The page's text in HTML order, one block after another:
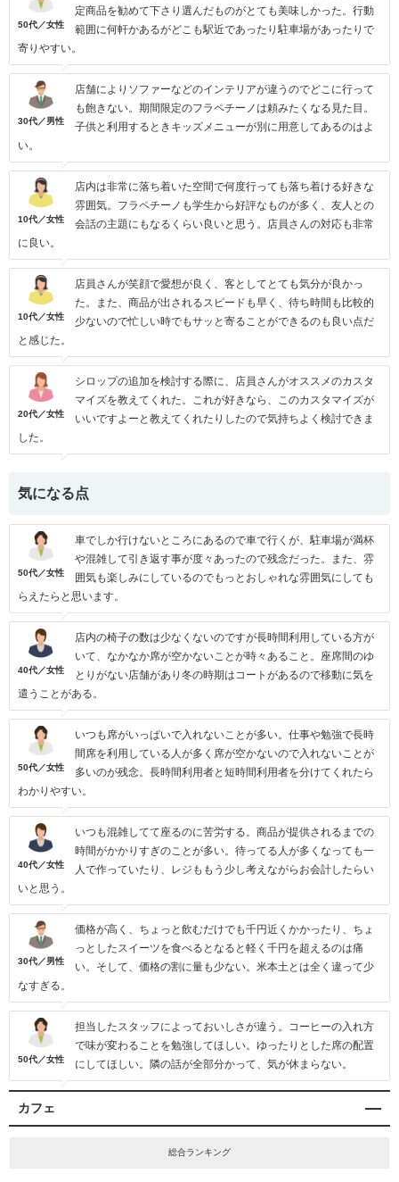
50代／女性
定商品を勧めて下さり選んだものがとても美味しかった。行動
範囲に何軒かあるがどこも駅近であったり駐車場があったりで
寄りやすい。
30代／男性
店舗によりソファーなどのインテリアが違うのでどこに行って
も飽きない。期間限定のフラペチーノは頼みたくなる見た目。
子供と利用するときキッズメニューが別に用意してあるのはよ
い。
10代／女性
店内は非常に落ち着いた空間で何度行っても落ち着ける好きな
雰囲気。フラペチーノも学生から好評なものが多く、友人との
会話の主題にもなるくらい良いと思う。店員さんの対応も非常
に良い。
10代／女性
店員さんが笑顔で愛想が良く、客としてとても気分が良かっ
た。また、商品が出されるスピードも早く、待ち時間も比較的
少ないので忙しい時でもサッと寄ることができるのも良い点だ
と感じた。
20代／女性
シロップの追加を検討する際に、店員さんがオススメのカスタ
マイズを教えてくれた。これが好きなら、このカスタマイズが
いいですよーと教えてくれたりしたので気持ちよく検討できま
した。
気になる点
50代／女性
車でしか行けないところにあるので車で行くが、駐車場が満杯
や混雑して引き返す事が度々あったので残念だった。また、雰
囲気も楽しみにしているのでもっとおしゃれな雰囲気にしても
らえたらと思います。
40代／女性
店内の椅子の数は少なくないのですが長時間利用している方が
いて、なかなか席が空かないことが時々あること。座席間のゆ
とりがない店舗があり冬の時期はコートがあるので移動に気を
遣うことがある。
50代／女性
いつも席がいっぱいで入れないことが多い。仕事や勉強で長時
間席を利用している人が多く席が空かないので入れないことが
多いのが残念。長時間利用者と短時間利用者を分けてくれたら
わかりやすい。
40代／女性
いつも混雑してて座るのに苦労する。商品が提供されるまでの
時間がかかりすぎのことが多い。待ってる人が多くなっても一
人で作っていたり、レジももう少し考えながらお会計したらい
いと思う。
30代／男性
価格が高く、ちょっと飲むだけでも千円近くかかったり、ちょ
っとしたスイーツを食べるとなると軽く千円を超えるのは痛
い。そして、価格の割に量も少ない。米本土とは全く違って少
なすぎる。
50代／女性
担当したスタッフによっておいしさが違う。コーヒーの入れ方
で味が変わることを勉強してほしい。ゆったりとした席の配置
にしてほしい。隣の話が全部分かって、気が休まらない。
カフェ
総合ランキング